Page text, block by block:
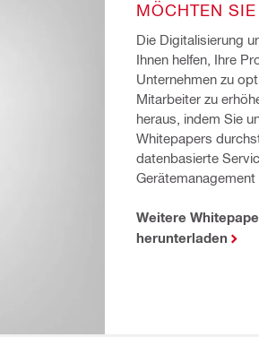
MÖCHTEN
Die Digitalisierung
Ihnen helfen, Ihre
Unternehmen zu
Mitarbeiter zu
heraus, indem Sie
Whitepapers
datenbasierte
Weitere
herunterladen